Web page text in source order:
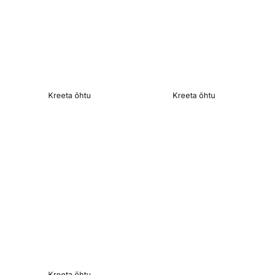
Kreeta õhtu Kreeta õhtu